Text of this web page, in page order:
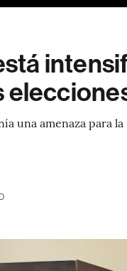
una amenaza para